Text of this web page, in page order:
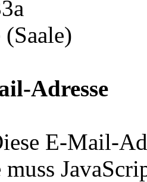
Adresse
E-Mail-